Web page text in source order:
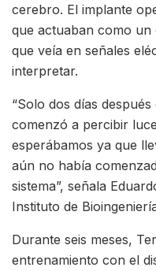
cerebro. El implante
que actuaban como
que veía en señales
interpretar.
“Solo dos días
comenzó a percibir
esperábamos ya que
aún no había
sistema”, señala
Instituto de
Durante seis meses,
entrenamiento con el